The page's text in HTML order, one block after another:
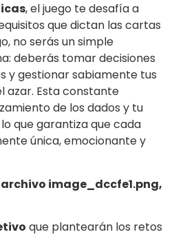
, el juego te desafía a
que dictan las cartas
no serás un simple
deberás tomar decisiones
y gestionar sabiamente tus
azar. Esta constante
de los dados y tu
que garantiza que cada
única, emocionante y
image_dccfe1.png,
que plantearán los retos